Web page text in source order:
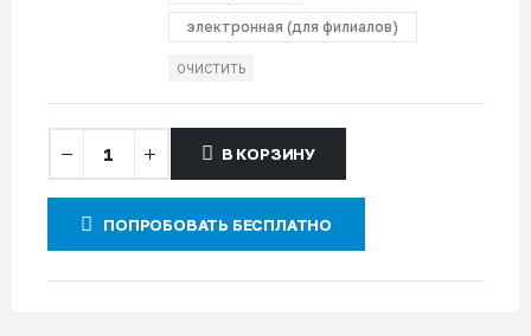
электронная (для филиалов)
ОЧИСТИТЬ
В КОРЗИНУ
ПОПРОБОВАТЬ БЕСПЛАТНО